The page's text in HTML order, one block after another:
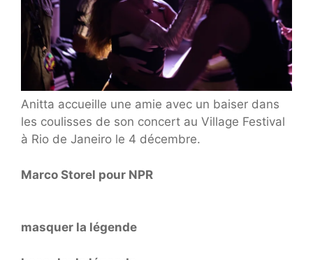
Anitta accueille une amie avec un baiser dans
les coulisses de son concert au Village Festival
à Rio de Janeiro le 4 décembre.
Marco Storel pour NPR
masquer la légende